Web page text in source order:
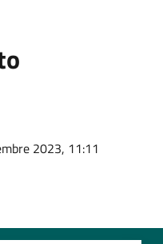
2023, 11:11